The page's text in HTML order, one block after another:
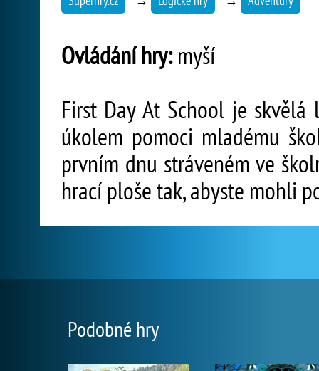
Ovládání hry:myší
First Day At School je
úkolem pomoci mladému
prvním dnu stráveném ve
hrací ploše tak, abyste mohli
Podobné hry